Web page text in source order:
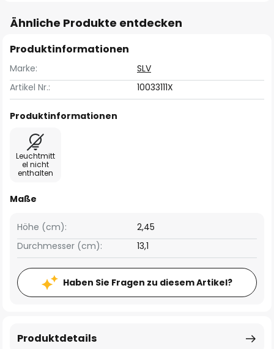
Ähnliche Produkte entdecken
Produktinformationen
Marke:
SLV
Artikel Nr.:
10033111X
Produktinformationen
Leuchtmitt
el nicht
enthalten
Maße
Höhe (cm):
2,45
Durchmesser (cm):
13,1
Haben Sie Fragen zu diesem Artikel?
Produktdetails